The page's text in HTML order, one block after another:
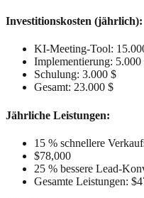
Investitionskosten (jährlich):
KI-Meeting-Tool:
Implementierung: 5.000
Schulung: 3.000 $
Gesamt: 23.000 $
Jährliche Leistungen:
15 % schnellere
$78,000
25 % bessere Lead-
Gesamte Leistungen: